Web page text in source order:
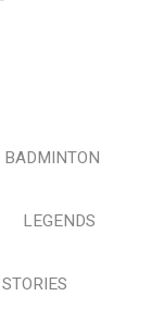
BADMINTON
LEGENDS
STORIES